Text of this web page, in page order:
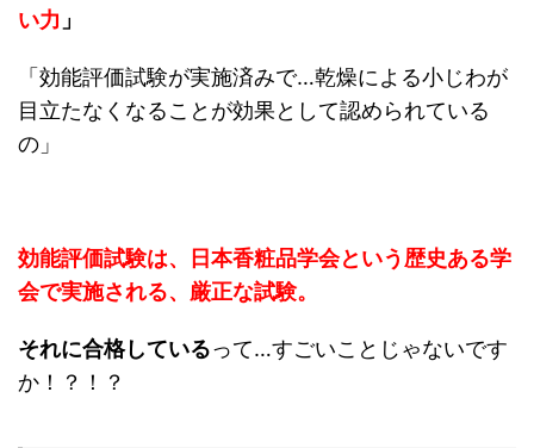
い力 」
「効能評価試験が実施済みで…乾燥による小じわが
目立たなくなることが効果として認められている
の 」
効能評価試験は、日本香粧品学会という歴史ある学
会で実施される、厳正な試験。
それに合格しているって…すごいことじゃないです
か！？！？